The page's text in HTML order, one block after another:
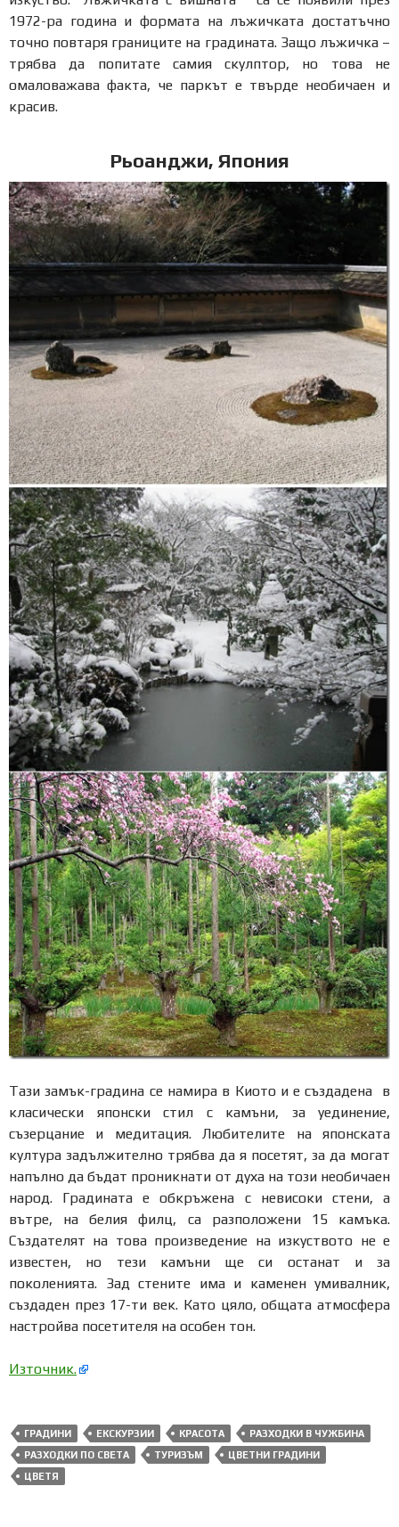
1972-ра година и формата на лъжичката достатъчно
точно повтаря границите на градината. Защо лъжичка –
трябва да попитате самия скулптор, но това не
омаловажава факта, че паркът е твърде необичаен и
красив.
Рьоанджи, Япония
Тази замък-градина се намира в Киото и е създадена в
класически японски стил с камъни, за уединение,
съзерцание и медитация. Любителите на японската
култура задължително трябва да я посетят, за да могат
напълно да бъдат проникнати от духа на този необичаен
народ. Градината е обкръжена с невисоки стени, а
вътре, на белия филц, са разположени 15 камъка.
Създателят на това произведение на изкуството не е
известен, но тези камъни ще си останат и за
поколенията. Зад стените има и каменен умивалник,
създаден през 17-ти век. Като цяло, общата атмосфера
настройва посетителя на особен тон.
Източник.
ГРАДИНИ ЕКСКУРЗИИ КРАСОТА
РАЗХОДКИ В ЧУЖБИНА
РАЗХОДКИ ПО СВЕТА
ТУРИЗЪМ
ЦВЕТНИ ГРАДИНИ
ЦВЕТЯ